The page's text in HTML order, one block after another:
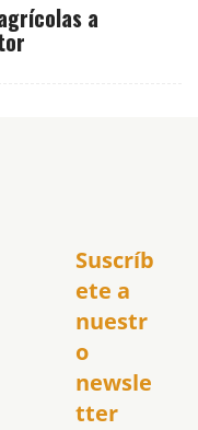
a
Suscríb
ete a
nuestr
o
newsle
tter